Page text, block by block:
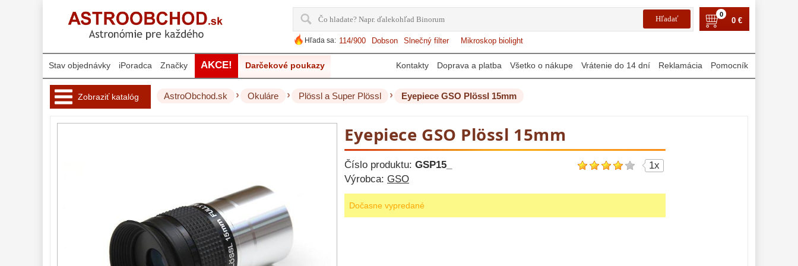
0
0 €
Hľada sa: 114/900 Dobson Slnečný filter Mikroskop biolight
Stav objednávky iPoradca Značky AKCE! Darčekové poukazy Kontakty Doprava a platba Všetko o nákupe Vrátenie do 14 dní Reklamácia Pomocník
Zobraziť katalóg
SWA (62°-78°) 86
UWA (80°-98°)
XWA (100°-120°)
AstroObchod.sk › Okuláre › Plössl a Super Plössl › Eyepiece GSO Plössl 15mm
Eyepiece GSO Plössl 15mm
Číslo produktu: GSP15_
Výrobca: GSO
1x
Dočasne vypredané